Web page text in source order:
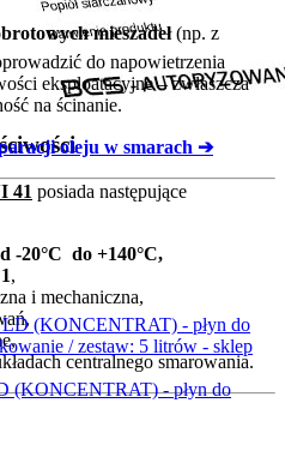
41 posiada następujące
-20°C do +140°C,
,
i mechaniczna,
centralnego smarowania.
mieszadeł(np. z
do napowietrzenia
eksploatacyjne – zwłaszcza
na ścinanie.
oleju w smarach ➔
(KONCENTRAT) - płyn do